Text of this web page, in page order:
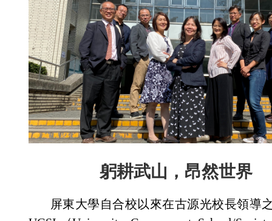
躬耕武山，昂然世界
屏東大學自合校以來在古源光校長領導